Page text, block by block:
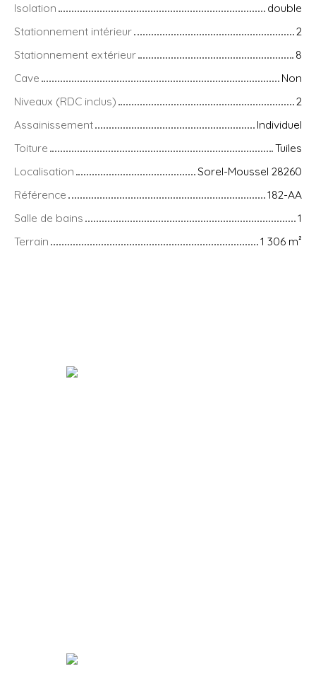
Isolation
double
Stationnement intérieur
2
Stationnement extérieur
8
Cave
Non
Niveaux (RDC inclus)
2
Assainissement
Individuel
Toiture
Tuiles
Localisation
Sorel-Moussel 28260
Référence
182-AA
Salle de bains
1
Terrain
1 306 m²